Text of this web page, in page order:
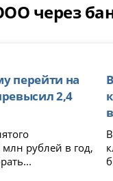
через
перейти на
2,4
рублей в год,